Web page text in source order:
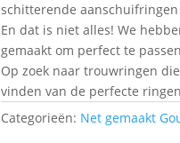
schitterende
En dat is niet alles! We
gemaakt om perfect te
Op zoek naar trouwringen
vinden van de perfecte
Categorieën: Net gemaakt